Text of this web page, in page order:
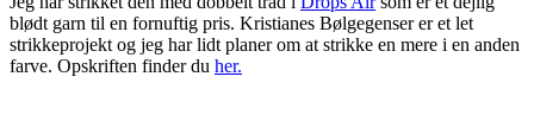
blødt garn til en fornuftig pris. Kristianes Bølgegenser er et let
strikkeprojekt og jeg har lidt planer om at strikke en mere i en anden
farve. Opskriften finder du her.